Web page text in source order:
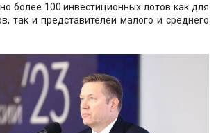
более 100 инвестиционных лотов как для
так и представителей малого и среднего